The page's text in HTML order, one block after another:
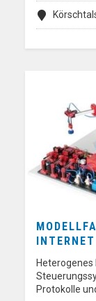
Protokolle